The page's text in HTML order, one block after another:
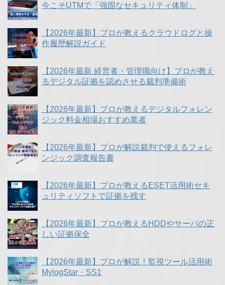
今こそUTMで「強固なセキュリティ体制」
【2026年最新】プロが教えるクラウドログと操
作履歴解説ガイド
【2026年最新 経営者・管理職向け】プロが教え
るデジタル証拠を認めさせる裁判準備術
【2026年最新】プロが教えるデジタルフォレン
ジック料金相場おすすめ業者
【2026年最新】プロが解説裁判で使えるフォレ
ンジック調査報告書
【2026年最新】プロが教えるESET活用術セキ
ュリティソフトで証拠を残す
【2026年最新】プロが教えるHDDやサーバの正
しい証拠保全
【2026年最新】プロが解説！監視ツール活用術
MylogStar・SS1